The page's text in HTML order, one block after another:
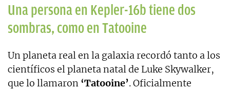
Una persona en Kepler-16b tiene dos
sombras, como en Tatooine
Un planeta real en la galaxia recordó tanto a los
científicos el planeta natal de Luke Skywalker,
que lo llamaron ‘Tatooine’. Oficialmente